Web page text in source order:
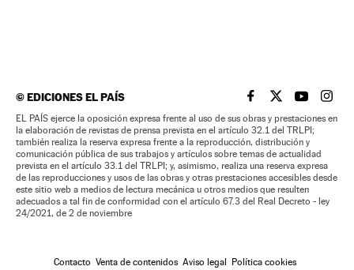
©EDICIONES EL PAÍS EL PAÍS BRASIL EN
EL PAÍSEL PAÍS
EL
EL PAÍS ejerce la oposición expresa frente al uso de sus obras y prestaciones en
la elaboración de revistas de prensa prevista en el artículo 32.1 del TRLPI;
también realiza la reserva expresa frente a la reproducción, distribución y
comunicación pública de sus trabajos y artículos sobre temas de actualidad
prevista en el artículo 33.1 del TRLPI; y, asimismo, realiza una reserva expresa
de las reproducciones y usos de las obras y otras prestaciones accesibles desde
este sitio web a medios de lectura mecánica u otros medios que resulten
adecuados a tal fin de conformidad con el artículo 67.3 del Real Decreto - ley
24/2021, de 2 de noviembre
Contacto Venta de contenidos Aviso legal Política cookies